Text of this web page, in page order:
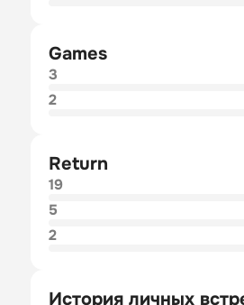
Games
3
2
Return
19
5
2
История личных